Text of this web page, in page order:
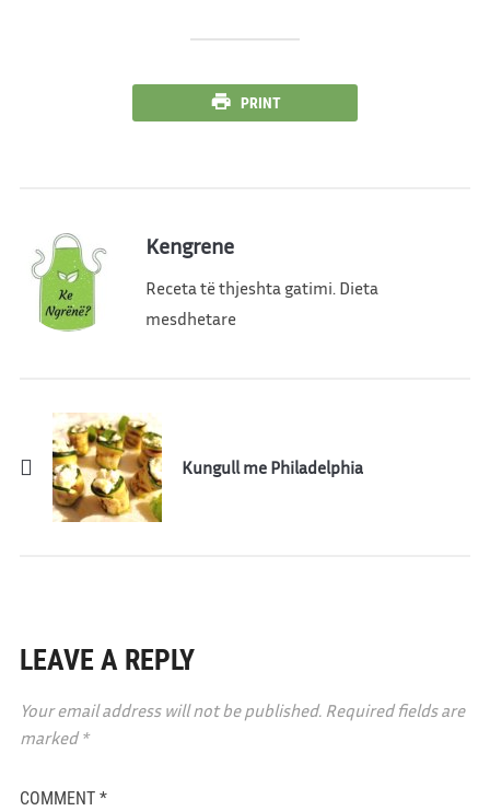
PRINT
Kengrene
Receta të thjeshta gatimi. Dieta
mesdhetare
Kungull me Philadelphia
LEAVE A REPLY
Your email address will not be published. Required fields are
marked*
COMMENT *